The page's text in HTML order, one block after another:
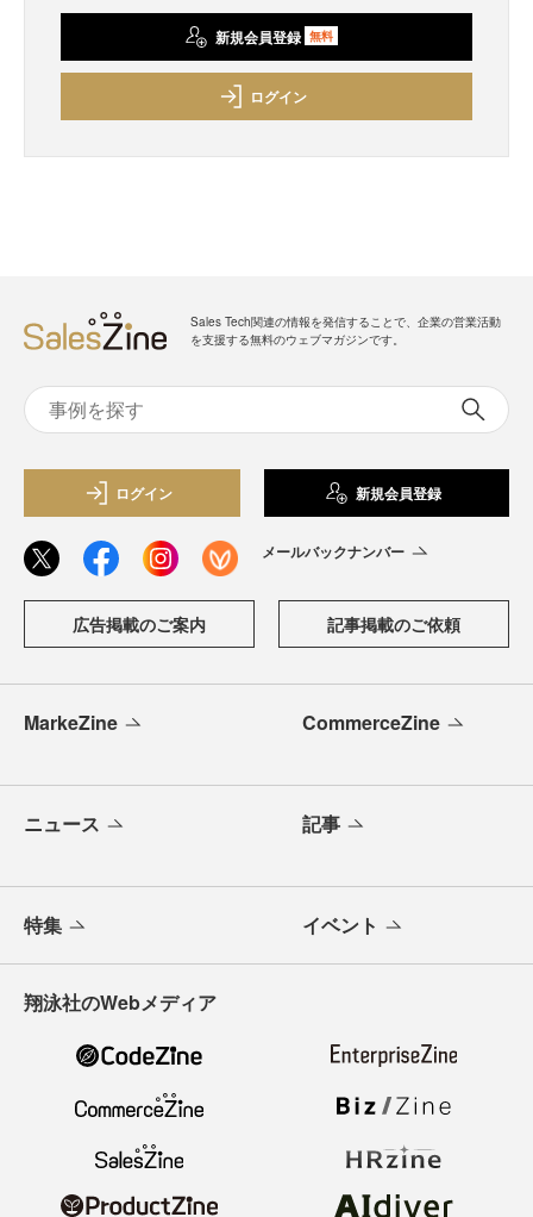
新規会員登録 無料
ログイン
Sales Tech関連の情報を発信することで、企業の営業活動
を支援する無料のウェブマガジンです。
ログイン 新規会員登録
メールバックナンバー
広告掲載のご案内 記事掲載のご依頼
MarkeZine CommerceZine
ニュース 記事
特集 イベント
翔泳社のWebメディア